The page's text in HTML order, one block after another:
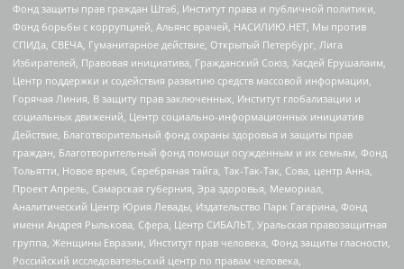
Фонд защиты прав граждан Штаб, Институт права и публичной политики,
Фонд борьбы с коррупцией, Альянс врачей, НАСИЛИЮ.НЕТ, Мы против
СПИДа, СВЕЧА, Гуманитарное действие, Открытый Петербург, Лига
Избирателей, Правовая инициатива, Гражданский Союз, Хасдей Ерушалаим,
Центр поддержки и содействия развитию средств массовой информации,
Горячая Линия, В защиту прав заключенных, Институт глобализации и
социальных движений, Центр социально-информационных инициатив
Действие, Благотворительный фонд охраны здоровья и защиты прав
граждан, Благотворительный фонд помощи осужденным и их семьям, Фонд
Тольятти, Новое время, Серебряная тайга, Так-Так-Так, Сова, центр Анна,
Проект Апрель, Самарская губерния, Эра здоровья, Мемориал,
Аналитический Центр Юрия Левады, Издательство Парк Гагарина, Фонд
имени Андрея Рылькова, Сфера, Центр СИБАЛЬТ, Уральская правозащитная
группа, Женщины Евразии, Институт прав человека, Фонд защиты гласности,
Российский исследовательский центр по правам человека,